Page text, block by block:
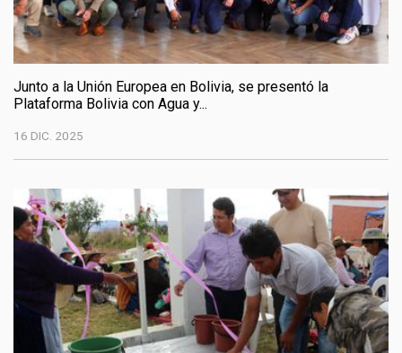
Junto a la Unión Europea en Bolivia, se presentó la
Plataforma Bolivia con Agua y...
16 DIC. 2025